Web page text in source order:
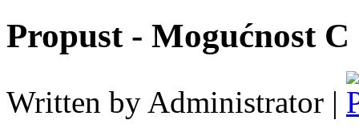
Propust - Mogućnost C
Written by Administrator |